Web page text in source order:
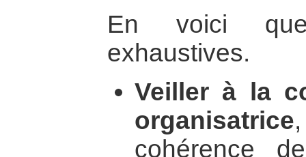
En voici
exhaustives.
Veiller à la
organisatrice
cohérence